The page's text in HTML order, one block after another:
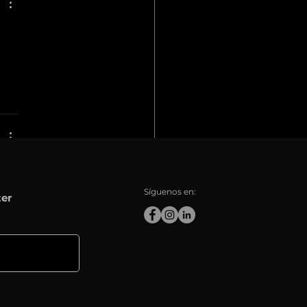
Síguenos en: